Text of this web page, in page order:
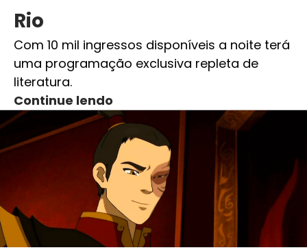
Rio
Com 10 mil ingressos disponíveis a noite terá
uma programação exclusiva repleta de
literatura.
Continue lendo